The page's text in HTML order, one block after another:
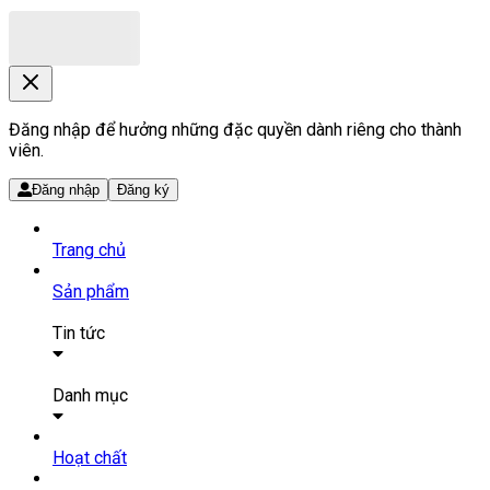
Đăng nhập để hưởng những đặc quyền dành riêng cho thành
viên.
Đăng nhập Đăng ký
Trang chủ
Sản phẩm
Tin tức
Tin tức
Danh mục
SẢN PHẨM THUỐC
Hoạt chất